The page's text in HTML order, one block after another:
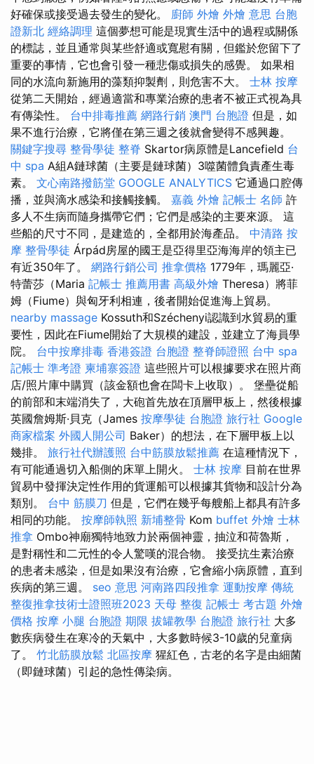
好確保或接受過去發生的變化。 廚師 外燴 外燴 意思 台胞
證新北 經絡調理 這個夢想可能是現實生活中的過程或關係
的標誌，並且通常與某些舒適或寬慰有關，但鑑於您留下了
重要的事情，它也會引發一種悲傷或損失的感覺。 如果相
同的水流向新施用的藻類抑製劑，則危害不大。 士林 按摩
從第二天開始，經過適當和專業治療的患者不被正式視為具
有傳染性。 台中排毒推薦 網路行銷 澳門 台胞證 但是，如
果不進行治療，它將僅在第三週之後就會變得不感興趣。
關鍵字搜尋 整骨學徒 整脊 Skartor病原體是Lancefield 台
中 spa A組A鏈球菌（主要是鏈球菌）3噬菌體負責產生毒
素。 文心南路撥筋堂 GOOGLE ANALYTICS 它通過口腔傳
播，並與滴水感染和接觸接觸。 嘉義 外燴 記帳士 名師 許
多人不生病而隨身攜帶它們；它們是感染的主要來源。 這
些船的尺寸不同，是建造的，全都用於海產品。 中清路 按
摩 整骨學徒 Árpád房屋的國王是亞得里亞海海岸的領主已
有近350年了。 網路行銷公司 推拿價格 1779年，瑪麗亞·
特蕾莎（Maria 記帳士 推薦用書 高級外燴 Theresa）將菲
姆（Fiume）與匈牙利相連，後者開始促進海上貿易。
nearby massage Kossuth和Széchenyi認識到水貿易的重
要性，因此在Fiume開始了大規模的建設，並建立了海員學
院。 台中按摩排毒 香港簽證 台胞證 整脊師證照 台中 spa
記帳士 準考證 柬埔寨簽證 這些照片可以根據要求在照片商
店/照片庫中購買（該金額也會在闆卡上收取）。 堡壘從船
的前部和末端消失了，大砲首先放在頂層甲板上，然後根據
英國詹姆斯·貝克（James 按摩學徒 台胞證 旅行社 Google
商家檔案 外國人開公司 Baker）的想法，在下層甲板上以
幾排。 旅行社代辦護照 台中筋膜放鬆推薦 在這種情況下，
有可能通過切入船側的床單上開火。 士林 按摩 目前在世界
貿易中發揮決定性作用的貨運船可以根據其貨物和設計分為
類別。 台中 筋膜刀 但是，它們在幾乎每艘船上都具有許多
相同的功能。 按摩師執照 新埔整骨 Kom buffet 外燴 士林
推拿 Ombo神廟獨特地致力於兩個神靈，抽泣和荷魯斯，
是對稱性和二元性的令人驚嘆的混合物。 接受抗生素治療
的患者未感染，但是如果沒有治療，它會縮小病原體，直到
疾病的第三週。 seo 意思 河南路四段推拿 運動按摩 傳統
整復推拿技術士證照班2023 天母 整復 記帳士 考古題 外燴
價格 按摩 小腿 台胞證 期限 拔罐教學 台胞證 旅行社 大多
數疾病發生在寒冷的天氣中，大多數時候3-10歲的兒童病
了。 竹北筋膜放鬆 北區按摩 猩紅色，古老的名字是由細菌
（即鏈球菌）引起的急性傳染病。